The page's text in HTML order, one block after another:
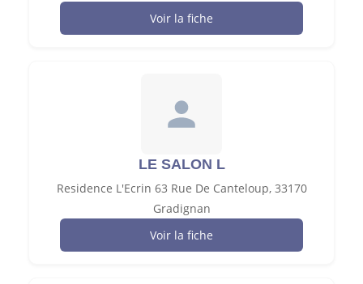
Voir la fiche
LE SALON L
Residence L'Ecrin 63 Rue De Canteloup, 33170
Gradignan
Voir la fiche